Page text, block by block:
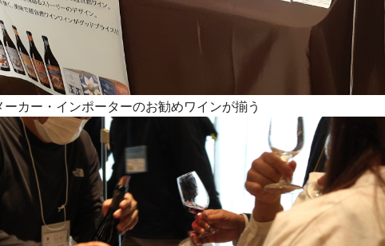
ーカー・インポーターのお勧めワインが揃う